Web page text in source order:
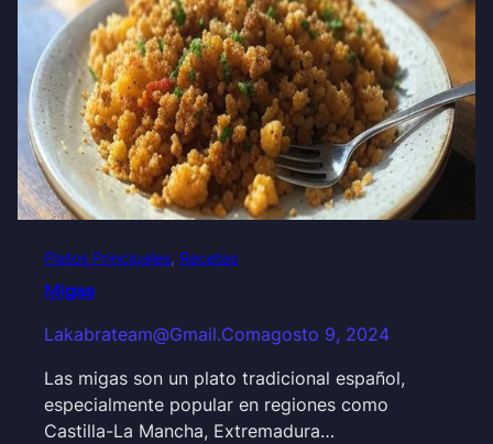
Platos Principales, Recetas
Migas
Lakabrateam@gmail.comagosto 9, 2024
Las migas son un plato tradicional español,
especialmente popular en regiones como
Castilla-La Mancha, Extremadura…